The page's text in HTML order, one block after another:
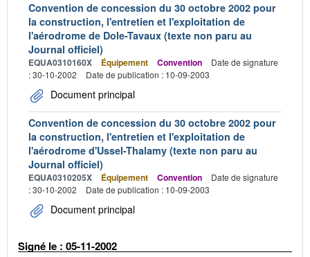
Convention de concession du 30 octobre 2002 pour
la construction, l'entretien et l'exploitation de
l'aérodrome de Dole-Tavaux (texte non paru au
Journal officiel)
EQUA0310160X Équipement Convention
Date de signature
: 30-10-2002
Date de publication : 10-09-2003
Document principal
Convention de concession du 30 octobre 2002 pour
la construction, l'entretien et l'exploitation de
l'aérodrome d'Ussel-Thalamy (texte non paru au
Journal officiel)
EQUA0310205X Équipement Convention
Date de signature
: 30-10-2002
Date de publication : 10-09-2003
Document principal
Signé le : 05-11-2002